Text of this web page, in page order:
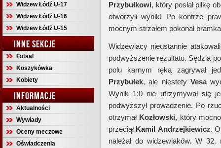
Widzew Łódź U-17
Widzew Łódź U-16
Widzew Łódź U-15
INNE SEKCJE
Futsal
Koszykówka
Kobiety
INFORMACJE
Aktualności
Wywiady
Oceny meczowe
Oświadczenia
Przybułkowi, który posłał piłkę
otworzyli wynik! Po kontrze
mocnym strzałem pokonał
Widzewiacy nieustannie
podwyższenie rezultatu. Sędzia
polu karnym ręką zagrywał
Przybułek, ale niestety Vesa
Wynik 1:0 nie utrzymywał się
podwyższył prowadzenie. Po
otrzymał Kozłowski, który
przeciął Kamil Andrzejkiewicz.
należał do widzewiaków. W